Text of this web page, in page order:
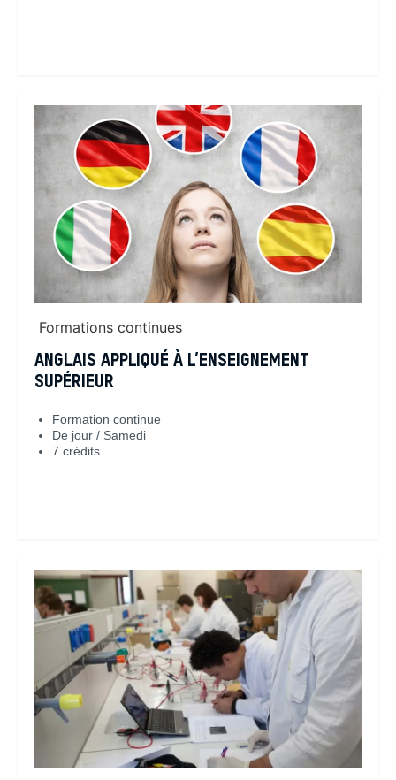
Formations continues
ANGLAIS APPLIQUÉ À L’ENSEIGNEMENT
SUPÉRIEUR
Formation continue
De jour / Samedi
7 crédits